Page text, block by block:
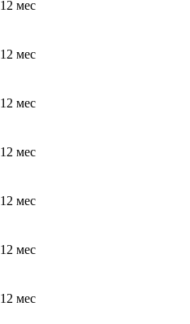
12 мес
12 мес
12 мес
12 мес
12 мес
12 мес
12 мес